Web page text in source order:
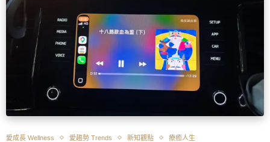
愛成長 Wellness 愛趨勢 Trends 新知觀點 療癒人生